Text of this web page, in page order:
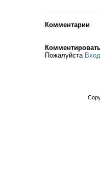
Комментарии
Пожалуйста Вход